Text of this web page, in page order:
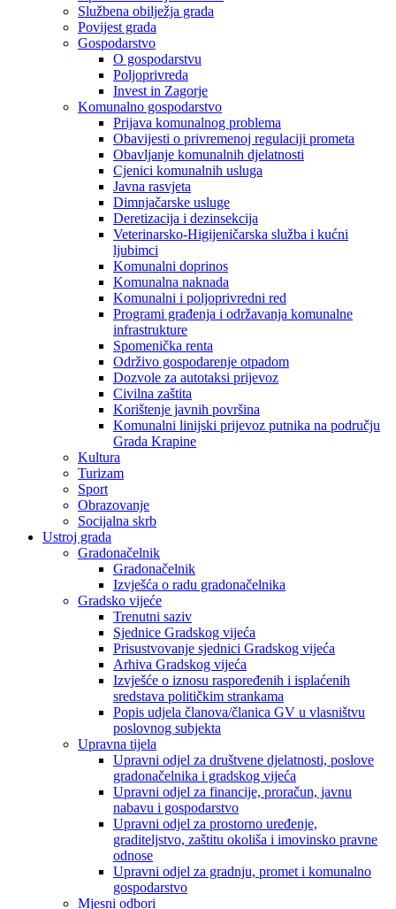
Službena obilježja grada
Povijest grada
Gospodarstvo
O gospodarstvu
Poljoprivreda
Invest in Zagorje
Komunalno gospodarstvo
Prijava komunalnog problema
Obavijesti o privremenoj regulaciji prometa
Obavljanje komunalnih djelatnosti
Cjenici komunalnih usluga
Javna rasvjeta
Dimnjačarske usluge
Deretizacija i dezinsekcija
Veterinarsko-Higijeničarska služba i kućni
ljubimci
Komunalni doprinos
Komunalna naknada
Komunalni i poljoprivredni red
Programi građenja i održavanja komunalne
infrastrukture
Spomenička renta
Održivo gospodarenje otpadom
Dozvole za autotaksi prijevoz
Civilna zaštita
Korištenje javnih površina
Komunalni linijski prijevoz putnika na području
Grada Krapine
Kultura
Turizam
Sport
Obrazovanje
Socijalna skrb
Ustroj grada
Gradonačelnik
Gradonačelnik
Izvješća o radu gradonačelnika
Gradsko vijeće
Trenutni saziv
Sjednice Gradskog vijeća
Prisustvovanje sjednici Gradskog vijeća
Arhiva Gradskog vijeća
Izvješće o iznosu raspoređenih i isplaćenih
sredstava političkim strankama
Popis udjela članova/članica GV u vlasništvu
poslovnog subjekta
Upravna tijela
Upravni odjel za društvene djelatnosti, poslove
gradonačelnika i gradskog vijeća
Upravni odjel za financije, proračun, javnu
nabavu i gospodarstvo
Upravni odjel za prostorno uređenje,
graditeljstvo, zaštitu okoliša i imovinsko pravne
odnose
Upravni odjel za gradnju, promet i komunalno
gospodarstvo
Mjesni odbori